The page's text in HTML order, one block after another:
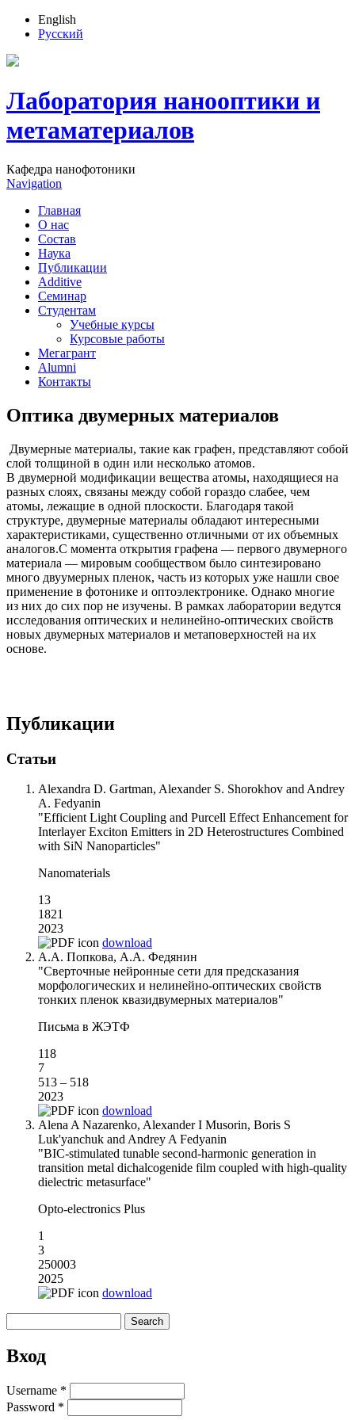
English
Русский
Лаборатория нанооптики и
метаматериалов
Кафедра нанофотоники
Navigation
Главная
О нас
Состав
Наука
Публикации
Additive
Семинар
Студентам
Учебные курсы
Курсовые работы
Мегагрант
Alumni
Контакты
Оптика двумерных материалов
Двумерные материалы, такие как графен, представляют собой
слой толщиной в один или несколько атомов.
В двумерной модификации вещества атомы, находящиеся на
разных слоях, связаны между собой гораздо слабее, чем
атомы, лежащие в одной плоскости. Благодаря такой
структуре, двумерные материалы обладают интересными
характеристиками, существенно отличными от их объемных
аналогов.С момента открытия графена — первого двумерного
материала — мировым сообществом было синтезировано
много двуумерных пленок, часть из которых уже нашли свое
применение в фотонике и оптоэлектронике. Однако многие
из них до сих пор не изучены. В рамках лаборатории ведутся
исследования оптических и нелинейно-оптических свойств
новых двумерных материалов и метаповерхностей на их
основе.
Публикации
Статьи
Alexandra D. Gartman, Alexander S. Shorokhov and Andrey
A. Fedyanin
"Efficient Light Coupling and Purcell Effect Enhancement for
Interlayer Exciton Emitters in 2D Heterostructures Combined
with SiN Nanoparticles"
Nanomaterials
13
1821
2023
download
А.А. Попкова, А.А. Федянин
"Сверточные нейронные сети для предсказания
морфологических и нелинейно-оптических свойств
тонких пленок квазидвумерных материалов"
Письма в ЖЭТФ
118
7
513 – 518
2023
download
Alena A Nazarenko, Alexander I Musorin, Boris S
Luk'yanchuk and Andrey A Fedyanin
"BIC-stimulated tunable second-harmonic generation in
transition metal dichalcogenide film coupled with high-quality
dielectric metasurface"
Opto-electronics Plus
1
3
250003
2025
download
Вход
Username *
Password *